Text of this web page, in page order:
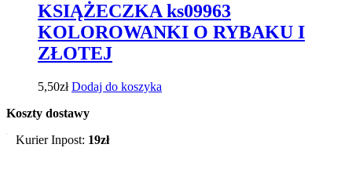
KSIĄŻECZKA ks09963
KOLOROWANKI O RYBAKU I
ZŁOTEJ
5,50zł Dodaj do koszyka
Koszty dostawy
Kurier Inpost: 19zł